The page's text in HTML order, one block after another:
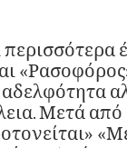
περισσότερα
Μετά από